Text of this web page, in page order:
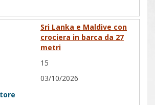
Sri Lanka e Maldive con
crociera in barca da 27
metri
15
03/10/2026